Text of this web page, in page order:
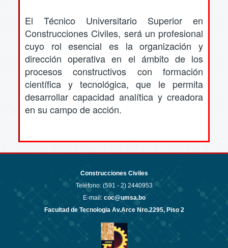
El Técnico Universitario Superior en
Construcciones Civiles, será un profesional
cuyo rol esencial es la organización y
dirección operativa en el ámbito de los
procesos constructivos con formación
científica y tecnológica, que le permita
desarrollar capacidad analítica y creadora
en su campo de acción.
Construcciones Civiles
Teléfono: (591 - 2) 2440953
E-mail: coc@umsa.bo
Facultad de Tecnologia Av.Arce Nro.2295, Piso 2